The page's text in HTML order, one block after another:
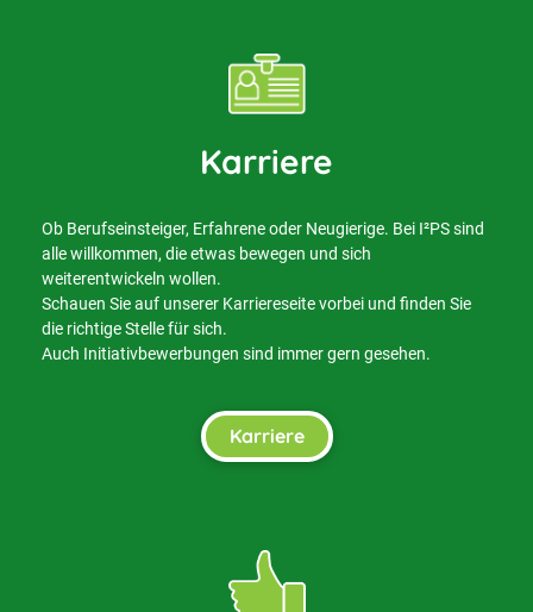
Karriere
Ob Berufseinsteiger, Erfahrene oder Neugierige. Bei I²PS sind
alle willkommen, die etwas bewegen und sich
weiterentwickeln wollen.
Schauen Sie auf unserer Karriereseite vorbei und finden Sie
die richtige Stelle für sich.
Auch Initiativbewerbungen sind immer gern gesehen.
Karriere